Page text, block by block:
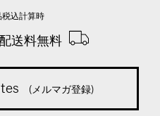
込計算時
送料無料
(メルマガ登録)